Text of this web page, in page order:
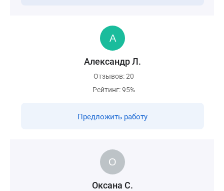
Александр Л.
Отзывов: 20
Рейтинг: 95%
Предложить работу
Оксана С.